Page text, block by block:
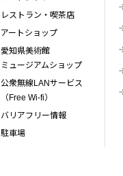
レストラン・喫茶店
アートショップ
愛知県美術館
ミュージアムショップ
公衆無線LANサービス
（Free Wi-fi）
バリアフリー情報
駐車場